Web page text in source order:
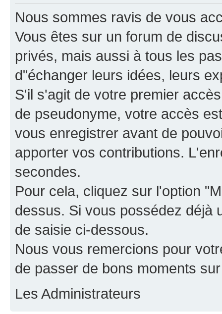
Nous sommes ravis de vous
Vous êtes sur un forum de
privés, mais aussi à tous les
d"échanger leurs idées, leurs
S'il s'agit de votre premier
de pseudonyme, votre accès
vous enregistrer avant de
apporter vos contributions.
secondes.
Pour cela, cliquez sur l'option
dessus. Si vous possédez déjà
de saisie ci-dessous.
Nous vous remercions pour
de passer de bons moments
Les Administrateurs